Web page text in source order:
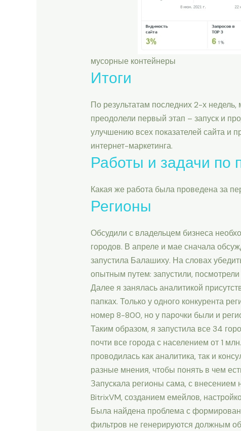
мусорные контейнеры
Итоги
По результатам последних 2-х
преодолели первый этап – запуск и
улучшению всех показателей сайта и
интернет-маркетинга.
Работы и задачи по
Какая же работа была проведена за
Регионы
Обсудили с владельцем бизнеса
городов. В апреле и мае сначала
запустила Балашиху. На словах
опытным путем: запустили, посмотрели
Далее я занялась аналитикой
папках. Только у одного конкурента
номер 8-800, но у парочки были и
Таким образом, я запустила все 34
почти все города с населением от 1
проводилась как аналитика, так и
разные мнения, чтобы понять в чем
Запускала регионы сама, с внесением
BitrixVM, созданием емейлов,
Была найдена проблема с
фильтров не генерируются должным